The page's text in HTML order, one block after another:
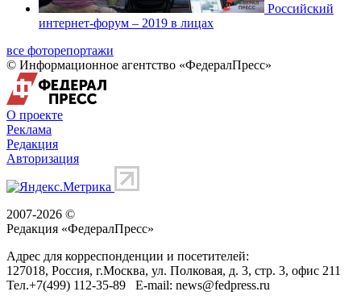
Российский
интернет-форум – 2019 в лицах
все фоторепортажи
© Информационное агентство «ФедералПресс»
О проекте
Реклама
Редакция
Авторизация
2007-2026 ©
Редакция «ФедералПресс»
Адрес для корреспонденции и посетителей:
127018, Россия, г.Москва, ул. Полковая, д. 3, стр. 3, офис 211
Тел.+7(499) 112-35-89 E-mail: news@fedpress.ru